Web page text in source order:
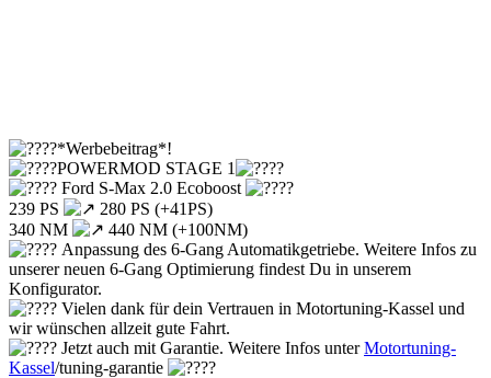
*Werbebeitrag*!
POWERMOD STAGE 1
Ford S-Max 2.0 Ecoboost
239 PS
280 PS (+41PS)
340 NM
440 NM (+100NM)
Anpassung des 6-Gang Automatikgetriebe. Weitere Infos zu
unserer neuen 6-Gang Optimierung findest Du in unserem
Konfigurator.
Vielen dank für dein Vertrauen in Motortuning-Kassel und
wir wünschen allzeit gute Fahrt.
Jetzt auch mit Garantie. Weitere Infos unterMotortuning-
Kassel/tuning-garantie